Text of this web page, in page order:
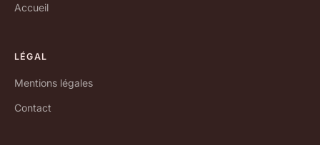
Accueil
LÉGAL
Mentions légales
Contact